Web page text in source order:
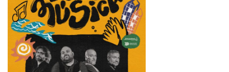
A
CELEBRACIÓN
DUNHA
NOVA
EDICIÓN
DO
GALIFORNIA